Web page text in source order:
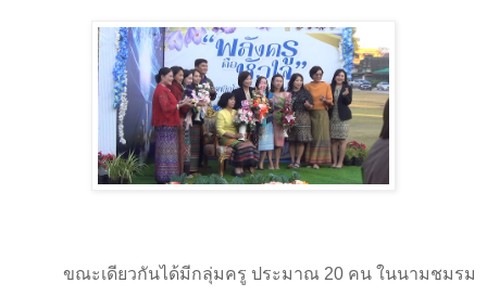
ขณะเดียวกันได้มีกลุ่มครู ประมาณ 20 คน ในนามชมรม